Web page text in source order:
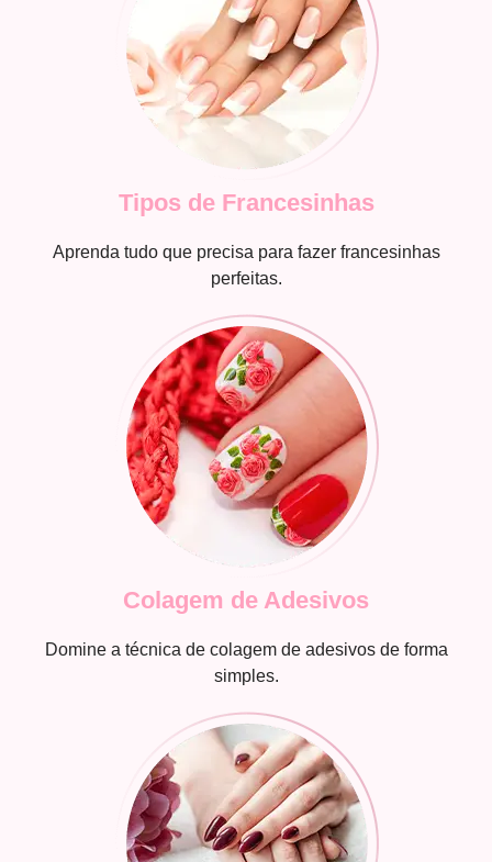
Tipos de Francesinhas
Aprenda tudo que precisa para fazer francesinhas
perfeitas.
Colagem de Adesivos
Domine a técnica de colagem de adesivos de forma
simples.